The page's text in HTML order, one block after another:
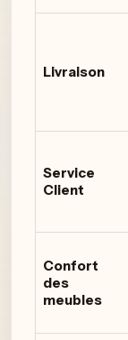
Livraison
Service
Client
Confort
des
meubles